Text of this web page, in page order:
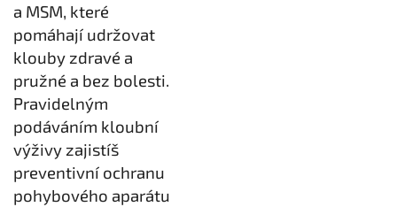
a MSM, které
pomáhají udržovat
klouby zdravé a
pružné a bez bolesti.
Pravidelným
podáváním kloubní
výživy zajistíš
preventivní ochranu
pohybového aparátu